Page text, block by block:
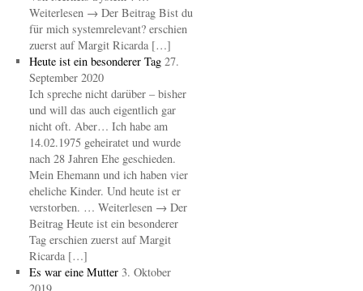
Weiterlesen → Der Beitrag Bist du
für mich systemrelevant? erschien
zuerst auf Margit Ricarda […]
Heute ist ein besonderer Tag 27.
September 2020
Ich spreche nicht darüber – bisher
und will das auch eigentlich gar
nicht oft. Aber… Ich habe am
14.02.1975 geheiratet und wurde
nach 28 Jahren Ehe geschieden.
Mein Ehemann und ich haben vier
eheliche Kinder. Und heute ist er
verstorben. … Weiterlesen → Der
Beitrag Heute ist ein besonderer
Tag erschien zuerst auf Margit
Ricarda […]
Es war eine Mutter 3. Oktober